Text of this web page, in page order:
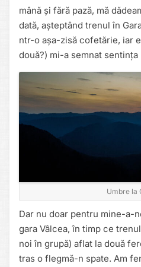
mână și fără pază, mă
dată, așteptând trenul în
ntr-o așa-zisă cofetărie, iar
două?) mi-a semnat
Umbre la
Dar nu doar pentru mine-a-
gara Vâlcea, în timp ce
noi în grupă) aflat la două
tras o flegmă-n spate. Am